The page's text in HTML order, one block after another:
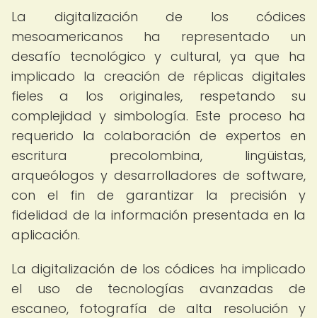
La digitalización de los códices
mesoamericanos ha representado un
desafío tecnológico y cultural, ya que ha
implicado la creación de réplicas digitales
fieles a los originales, respetando su
complejidad y simbología. Este proceso ha
requerido la colaboración de expertos en
escritura precolombina, lingüistas,
arqueólogos y desarrolladores de software,
con el fin de garantizar la precisión y
fidelidad de la información presentada en la
aplicación.
La digitalización de los códices ha implicado
el uso de tecnologías avanzadas de
escaneo, fotografía de alta resolución y